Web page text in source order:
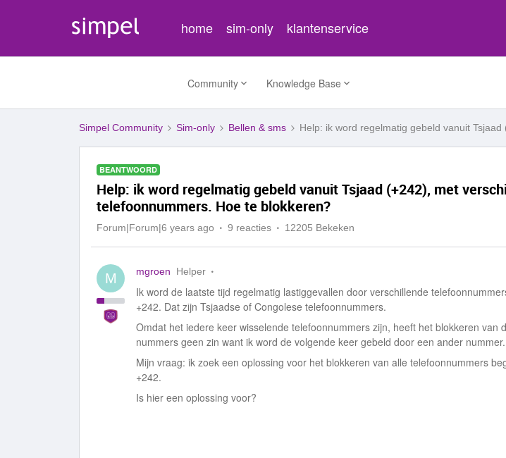
home sim-only klantenservice
Community Knowledge Base
Simpel Community Sim-only Bellen & sms Help: ik word regelmatig gebeld vanuit
BEANTWOORD
Help: ik word regelmatig gebeld vanuit Tsjaad (+242), met
telefoonnummers. Hoe te blokkeren?
Forum|Forum|6 years ago 9 reacties 12205 Bekeken
M mgroen Helper
Ik word de laatste tijd regelmatig lastiggevallen door verschillende
+242. Dat zijn Tsjaadse of Congolese telefoonnummers.
Omdat het iedere keer wisselende telefoonnummers zijn, heeft het blokkeren van
nummers geen zin want ik word de volgende keer gebeld door een ander nummer.
Mijn vraag: ik zoek een oplossing voor het blokkeren van alle telefoonnummers
+242.
Is hier een oplossing voor?